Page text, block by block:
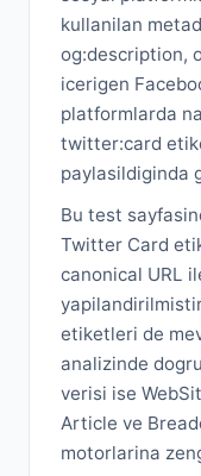
kullanilan
og:description,
icerigen
platformlarda
twitter:card
paylasildiginda
Bu test
Twitter Card
canonical URL
etiketleri de
analizinde
verisi ise
Article ve
motorlarina